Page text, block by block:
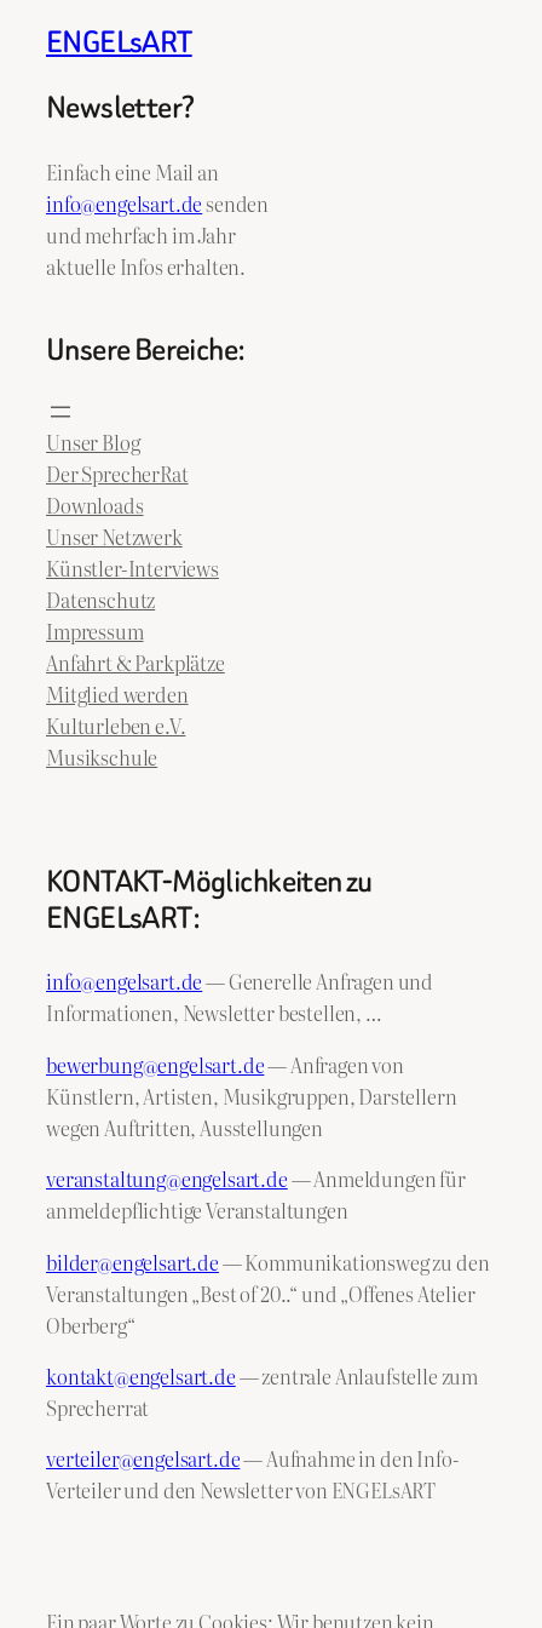
ENGELsART
Newsletter?
Einfach eine Mail an
info@engelsart.desenden
und mehrfach im Jahr
aktuelle Infos erhalten.
Unsere Bereiche:
Unser Blog
Der SprecherRat
Downloads
Unser Netzwerk
Künstler-Interviews
Datenschutz
Impressum
Anfahrt & Parkplätze
Mitglied werden
Kulturleben e.V.
Musikschule
KONTAKT-Möglichkeiten zu
ENGELsART:
info@engelsart.de— Generelle Anfragen und
Informationen, Newsletter bestellen, …
bewerbung@engelsart.de— Anfragen von
Künstlern, Artisten, Musikgruppen, Darstellern
wegen Auftritten, Ausstellungen
veranstaltung@engelsart.de— Anmeldungen für
anmeldepflichtige Veranstaltungen
bilder@engelsart.de— Kommunikationsweg zu den
Veranstaltungen „Best of 20..“ und „Offenes Atelier
Oberberg“
kontakt@engelsart.de— zentrale Anlaufstelle zum
Sprecherrat
verteiler@engelsart.de— Aufnahme in den Info-
Verteiler und den Newsletter von ENGELsART
Ein paar Worte zu Cookies: Wir benutzen kein